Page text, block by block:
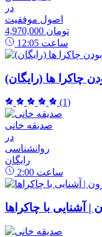
در
اصول موفقیت
4,970,000 تومان
12:05 ساعت
چاکرا ها (رایگان)
(1)
صدیقه خانی
در
روانشناسی
رایگان
2:00 ساعت
آشنایی با چاکراها